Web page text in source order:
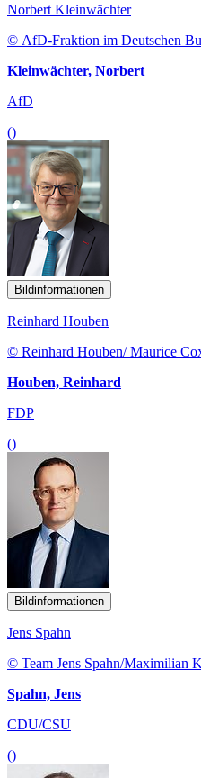
Norbert Kleinwächter
© AfD-Fraktion im Deutschen
Kleinwächter, Norbert
AfD
()
Bildinformationen
Reinhard Houben
© Reinhard Houben/ Maurice
Houben, Reinhard
FDP
()
Bildinformationen
Jens Spahn
© Team Jens Spahn/Maximilian
Spahn, Jens
CDU/CSU
()